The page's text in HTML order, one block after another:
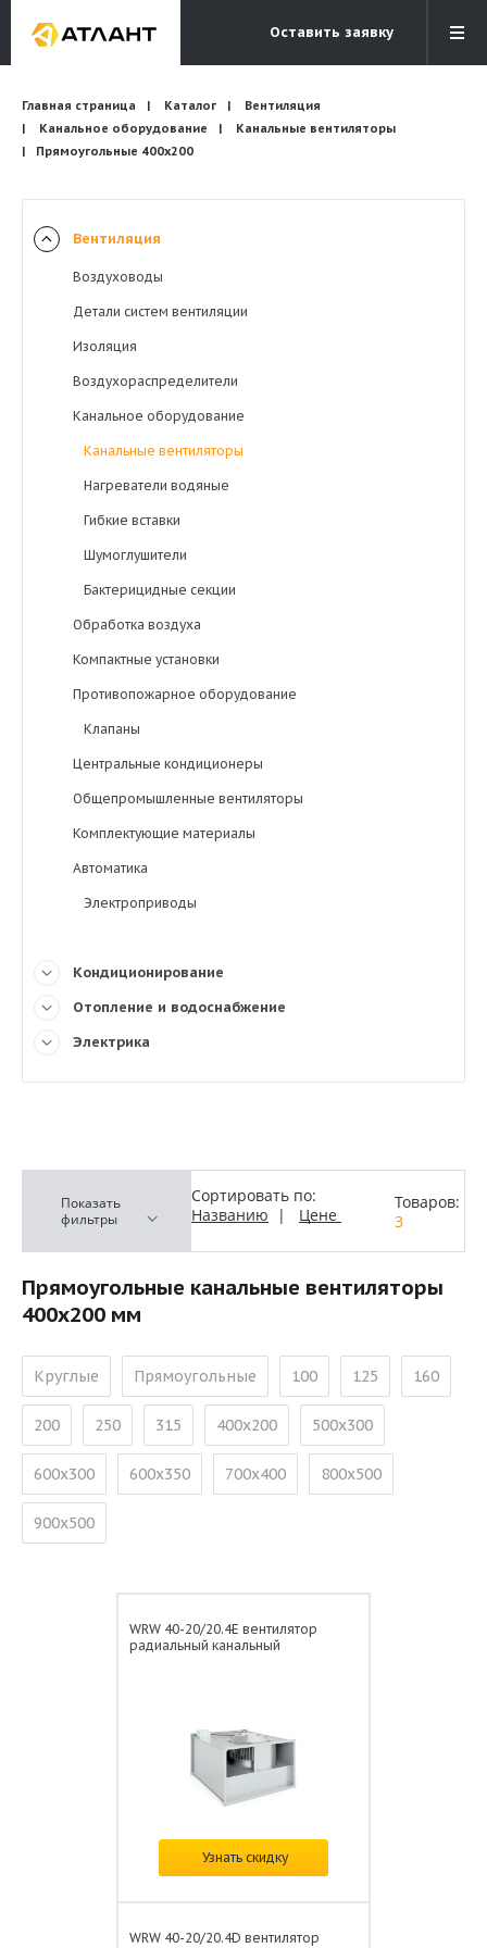
Оставить заявку
Электронная почта
info@atlantcompany.ru
Бесплатный звонок
8 (495) 532-45-07
Главная страница Каталог
Вентиляция
Канальное оборудование
Канальные вентиляторы
Прямоугольные 400х200
Вентиляция
Воздуховоды
Детали систем вентиляции
Изоляция
Воздухораспределители
Канальное оборудование
Канальные вентиляторы
Нагреватели водяные
Гибкие вставки
Шумоглушители
Бактерицидные секции
Обработка воздуха
Компактные установки
Противопожарное оборудование
Клапаны
Центральные кондиционеры
Общепромышленные вентиляторы
Комплектующие материалы
Автоматика
Электроприводы
Кондиционирование
Отопление и водоснабжение
Электрика
Показать
фильтры
Сортировать по:
Названию | Цене
Товаров:
3
Прямоугольные канальные вентиляторы
400х200 мм
Круглые Прямоугольные 100 125 160
200 250 315 400х200 500х300
600х300 600х350 700х400 800х500
900х500
WRW 40-20/20.4E вентилятор
радиальный канальный
Цена: от31 561 ₽/шт.
Узнать скидку
WRW 40-20/20.4D вентилятор